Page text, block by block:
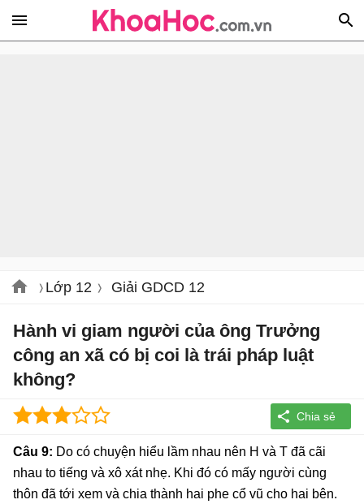
Lớp 12 Giải GDCD 12
Hành vi giam người của ông Trưởng
công an xã có bị coi là trái pháp luật
không?
Câu 9: Do có chuyện hiểu lầm nhau nên H và T đã cãi
nhau to tiếng và xô xát nhẹ. Khi đó có mấy người cùng
thôn đã tới xem và chia thành hai phe cổ vũ cho hai bên.